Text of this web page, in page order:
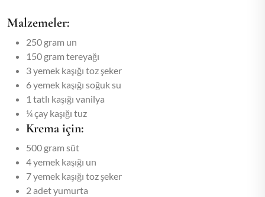
Malzemeler:
250 gram un
150 gram tereyağı
3 yemek kaşığı toz şeker
6 yemek kaşığı soğuk su
1 tatlı kaşığı vanilya
¼ çay kaşığı tuz
Krema için:
500 gram süt
4 yemek kaşığı un
7 yemek kaşığı toz şeker
2 adet yumurta